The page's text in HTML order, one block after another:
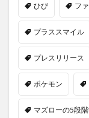
ひび フ
プラススマイル
プレスリリース
ポケモン
マズローの5段